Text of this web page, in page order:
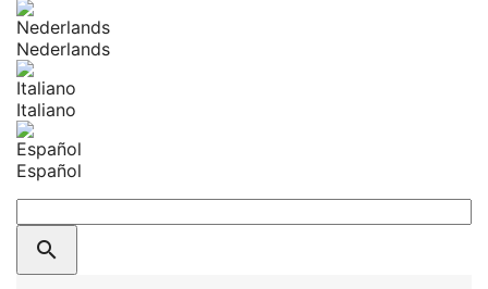
Nederlands
Italiano
Español
